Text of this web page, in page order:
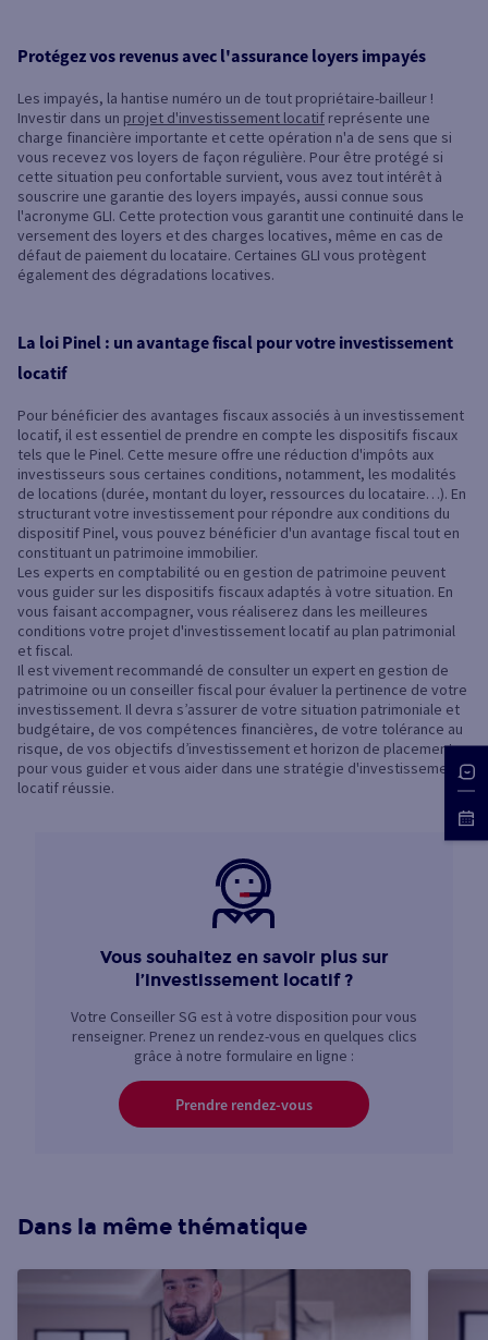
Protégez vos revenus avec l'assurance loyers impayés
Les impayés, la hantise numéro un de tout propriétaire-bailleur !
Investir dans un projet d'investissement locatif représente une
charge financière importante et cette opération n'a de sens que si
vous recevez vos loyers de façon régulière. Pour être protégé si
cette situation peu confortable survient, vous avez tout intérêt à
souscrire une garantie des loyers impayés, aussi connue sous
l'acronyme GLI. Cette protection vous garantit une continuité dans le
versement des loyers et des charges locatives, même en cas de
défaut de paiement du locataire. Certaines GLI vous protègent
également des dégradations locatives.
La loi Pinel : un avantage fiscal pour votre investissement
locatif
Pour bénéficier des avantages fiscaux associés à un investissement
locatif, il est essentiel de prendre en compte les dispositifs fiscaux
tels que le Pinel. Cette mesure offre une réduction d'impôts aux
investisseurs sous certaines conditions, notamment, les modalités
de locations (durée, montant du loyer, ressources du locataire…). En
structurant votre investissement pour répondre aux conditions du
dispositif Pinel, vous pouvez bénéficier d'un avantage fiscal tout en
constituant un patrimoine immobilier.
Les experts en comptabilité ou en gestion de patrimoine peuvent
vous guider sur les dispositifs fiscaux adaptés à votre situation. En
vous faisant accompagner, vous réaliserez dans les meilleures
conditions votre projet d'investissement locatif au plan patrimonial
et fiscal.
Il est vivement recommandé de consulter un expert en gestion de
patrimoine ou un conseiller fiscal pour évaluer la pertinence de votre
investissement. Il devra s’assurer de votre situation patrimoniale et
budgétaire, de vos compétences financières, de votre tolérance au
risque, de vos objectifs d’investissement et horizon de placement
pour vous guider et vous aider dans une stratégie d'investissement
locatif réussie.
Vous souhaitez en savoir plus sur
l’investissement locatif ?
Votre Conseiller SG est à votre disposition pour vous
renseigner. Prenez un rendez-vous en quelques clics
grâce à notre formulaire en ligne :
Prendre rendez-vous
Dans la même thématique